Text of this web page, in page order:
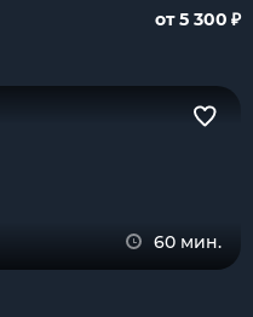
от 5 300 ₽
60 мин.